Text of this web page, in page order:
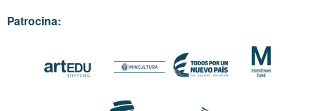
Patrocina: